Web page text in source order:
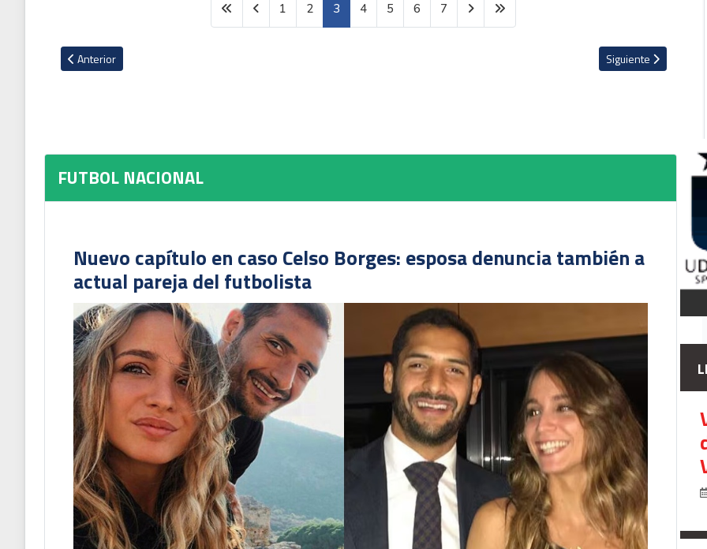
1 2 3 4 5 6 7
Artículo anterior: MisterChip: "Vamos con todo Costa Rica"
Anterior Artículo siguiente:
Siguiente
FUTBOL NACIONAL
Nuevo capítulo en caso Celso Borges: esposa denuncia también a
actual pareja del futbolista